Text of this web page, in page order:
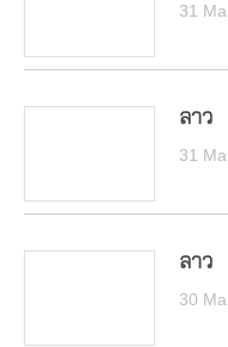
31
ลาว
31
ลาว
30